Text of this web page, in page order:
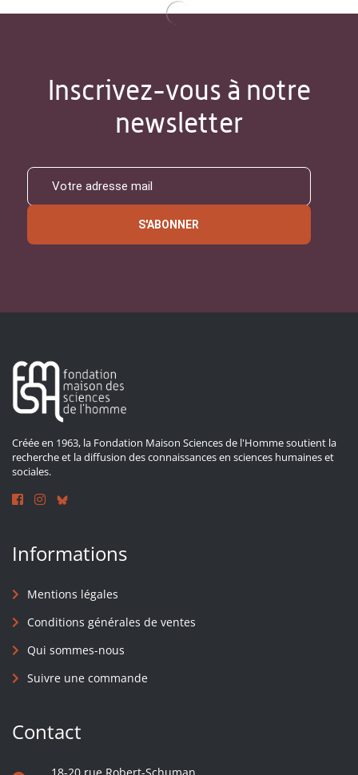
Inscrivez-vous à notre
newsletter
S'ABONNER
Créée en 1963, la Fondation Maison Sciences de l'Homme soutient la
recherche et la diffusion des connaissances en sciences humaines et
sociales.
Informations
Mentions légales
Conditions générales de ventes
Qui sommes-nous
Suivre une commande
Contact